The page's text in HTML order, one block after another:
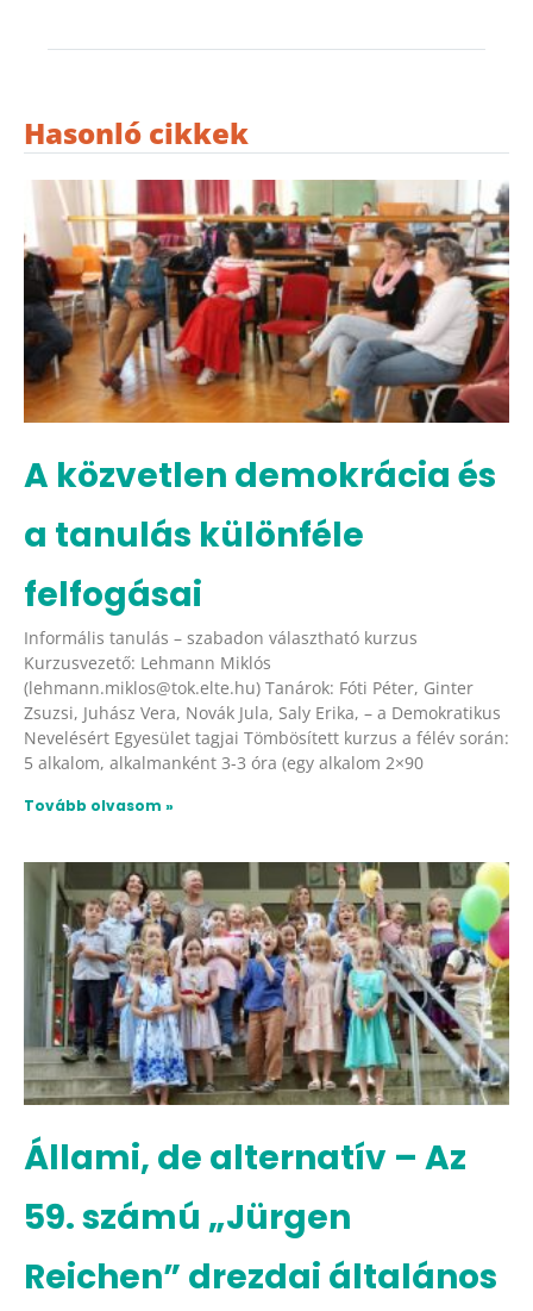
Hasonló cikkek
A közvetlen demokrácia és
a tanulás különféle
felfogásai
Informális tanulás – szabadon választható kurzus
Kurzusvezető: Lehmann Miklós
(lehmann.miklos@tok.elte.hu) Tanárok: Fóti Péter, Ginter
Zsuzsi, Juhász Vera, Novák Jula, Saly Erika, – a Demokratikus
Nevelésért Egyesület tagjai Tömbösített kurzus a félév során:
5 alkalom, alkalmanként 3-3 óra (egy alkalom 2×90
Tovább olvasom »
Állami, de alternatív – Az
59. számú „Jürgen
Reichen” drezdai általános